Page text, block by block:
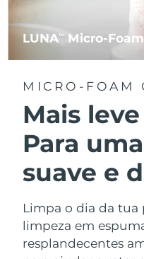
LUNATM Micro-
MICRO-FOAM
Mais
Para
suave e
Limpa o dia da tua
limpeza em
resplandecentes